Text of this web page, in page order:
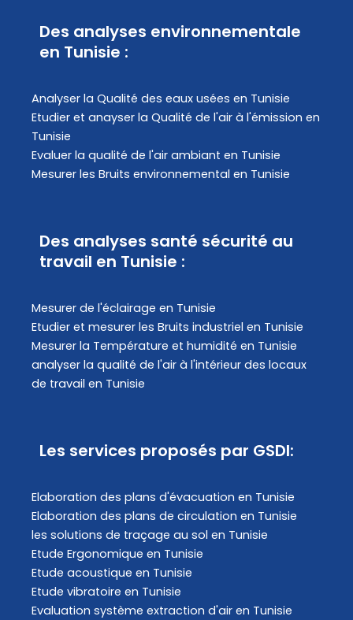
Des analyses environnementale
en Tunisie :
Analyser la Qualité des eaux usées en Tunisie
Etudier et anayser la Qualité de l'air à l'émission en
Tunisie
Evaluer la qualité de l'air ambiant en Tunisie
Mesurer les Bruits environnemental en Tunisie
Des analyses santé sécurité au
travail en Tunisie :
Mesurer de l'éclairage en Tunisie
Etudier et mesurer les Bruits industriel en Tunisie
Mesurer la Température et humidité en Tunisie
analyser la qualité de l'air à l'intérieur des locaux
de travail en Tunisie
Les services proposés par GSDI:
Elaboration des plans d'évacuation​ en Tunisie
Elaboration des plans de circulation en Tunisie
les solutions de traçage au sol en Tunisie
Etude Ergonomique en Tunisie
Etude acoustique en Tunisie
Etude vibratoire en Tunisie
Evaluation système extraction d'air en Tunisie